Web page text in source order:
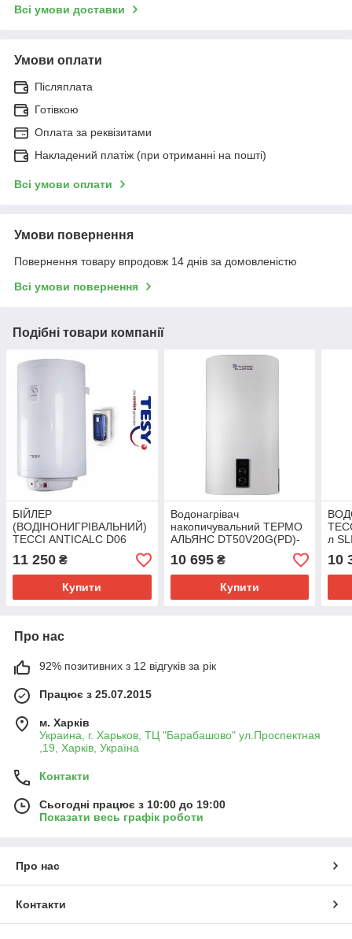
Всі умови доставки
Умови оплати
Післяплата
Готівкою
Оплата за реквізитами
Накладений платіж (при отриманні на пошті)
Всі умови оплати
Умови повернення
Повернення товару впродовж 14 днів за домовленістю
Всі умови повернення
Подібні товари компанії
БІЙЛЕР
(ВОДІНОНИГРІВАЛЬНИЙ)
ТЕССІ ANTICALC D06
100Л СУХИЙ ТЕН 2Х1,2
КВТ (GCV 1004516D D06
TS2R)
11 250 ₴
Купити
Водонагрівач
накопичувальний ТЕРМО
АЛЬЯНС DT50V20G(PD)-
D(сухий тен, плоский, 50
л, 2 квт)Бойлер
електричний
10 695₴
Купити
л
КВТ
10
Про нас
92% позитивних з 12 відгуків за рік
Працює з 25.07.2015
м. Харків
Украина, г. Харьков, ТЦ "Барабашово" ул.Проспектная
,19, Харків, Україна
Контакти
Сьогодні працює з 10:00 до 19:00
Показати весь графік роботи
Про нас
Контакти